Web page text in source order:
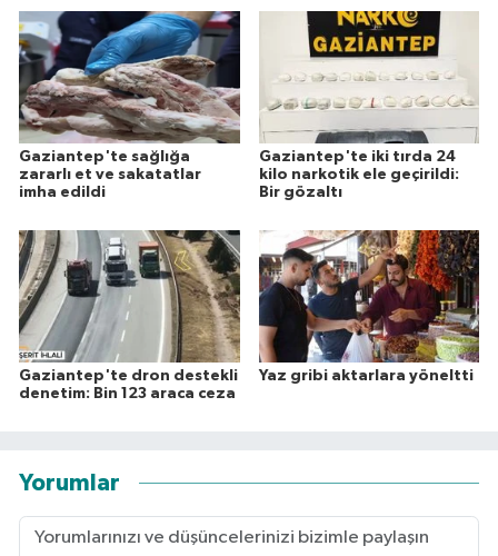
Gaziantep'te sağlığa
zararlı et ve sakatatlar
imha edildi
Gaziantep'te iki tırda 24
kilo narkotik ele geçirildi:
Bir gözaltı
Gaziantep'te dron destekli
denetim: Bin 123 araca ceza
Yaz gribi aktarlara yöneltti
Yorumlar